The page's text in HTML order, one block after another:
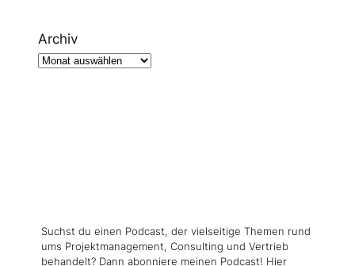
Archiv
Suchst du einen Podcast, der vielseitige Themen rund
ums Projektmanagement, Consulting und Vertrieb
behandelt? Dann abonniere meinen Podcast! Hier